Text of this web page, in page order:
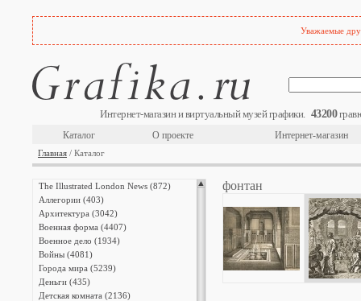
Уважаемые
Интернет-магазин и виртуальный музей графики. 43200
Каталог О проекте Интернет-магазин
Главная / Каталог
The Illustrated London News (872)
Аллегории (403)
Архитектура (3042)
Военная форма (4407)
Военное дело (1934)
Войны (4081)
Города мира (5239)
Деньги (435)
Детская комната (2136)
фонтан